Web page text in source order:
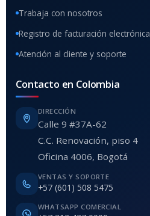
Trabaja con nosotros
Registro de facturación electrónica
Atención al cliente y soporte
Contacto en Colombia
DIRECCIÓN
Calle 9 #37A-62
C.C. Renovación, piso 4
Oficina 4006, Bogotá
VENTAS Y SOPORTE
+57 (601) 508 5475
WHATSAPP COMERCIAL